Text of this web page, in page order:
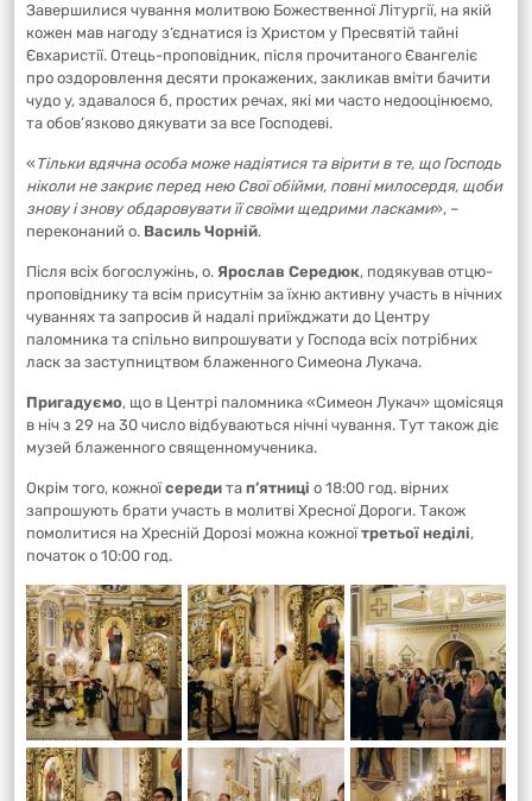
Завершилися чування молитвою Божественної Літургії, на якій
кожен мав нагоду з‘єднатися із Христом у Пресвятій тайні
Євхаристії. Отець-проповідник, після прочитаного Євангеліє
про оздоровлення десяти прокажених, закликав вміти бачити
чудо у, здавалося б, простих речах, які ми часто недооцінюємо,
та обов’язково дякувати за все Господеві.
« Тільки вдячна особа може надіятися та вірити в те, що Господь
ніколи не закриє перед нею Свої обійми, повні милосердя, щоби
знову і знову обдаровувати її своїми щедрими ласками», –
переконаний о. Василь Чорній.
Після всіх богослужінь, о. Ярослав Середюк, подякував отцю-
проповіднику та всім присутнім за їхню активну участь в нічних
чуваннях та запросив й надалі приїжджати до Центру
паломника та спільно випрошувати у Господа всіх потрібних
ласк за заступництвом блаженного Симеона Лукача.
Пригадуємо, що в Центрі паломника «Симеон Лукач» щомісяця
в ніч з 29 на 30 число відбуваються нічні чування. Тут також діє
музей блаженного священномученика.
Окрім того, кожноїсереди та п’ятниці о 18:00 год. вірних
запрошують брати участь в молитві Хресної Дороги. Також
помолитися на Хресній Дорозі можна кожноїтретьої неділі,
початок о 10:00 год.